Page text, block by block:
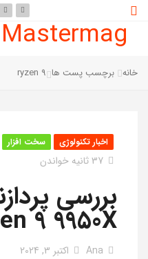
Mastermag
خانه برچسب پست ها ryzen 9
اخبار تکنولوژی سخت افزار
37 ثانیه خواندن
9 9950X
Ana اکتبر 3, 2024